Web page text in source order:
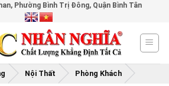
Phường Bình Trị Đông, Quận Bình Tân
Nội Thất Phòng Khách